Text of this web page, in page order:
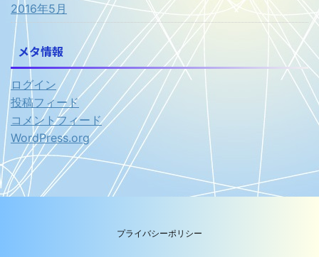
2016年5月
メタ情報
ログイン
投稿フィード
コメントフィード
WordPress.org
プライバシーポリシー